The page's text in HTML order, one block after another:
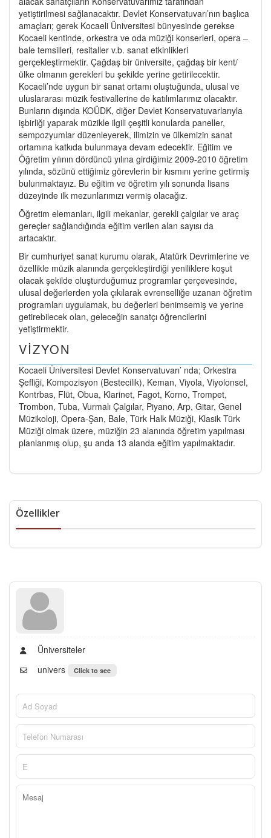
yetiştirilmesi sağlanacaktır. Devlet Konservatuvarı’nın başlıca
amaçları; gerek Kocaeli Üniversitesi bünyesinde gerekse
Kocaeli kentinde, orkestra ve oda müziği konserleri, opera –
bale temsilleri, resitaller v.b. sanat etkinlikleri
gerçekleştirmektir. Çağdaş bir üniversite, çağdaş bir kent/
ülke olmanın gerekleri bu şekilde yerine getirilecektir.
Kocaeli’nde uygun bir sanat ortamı oluştuğunda, ulusal ve
uluslararası müzik festivallerine de katılımlarımız olacaktır.
Bunların dışında KOÜDK, diğer Devlet Konservatuvarlarıyla
işbirliği yaparak müzikle ilgili çeşitli konularda paneller,
sempozyumlar düzenleyerek, ilimizin ve ülkemizin sanat
ortamına katkıda bulunmaya devam edecektir. Eğitim ve
Öğretim yılının dördüncü yılına girdiğimiz 2009-2010 öğretim
yılında, sözünü ettiğimiz görevlerin bir kısmını yerine getirmiş
bulunmaktayız. Bu eğitim ve öğretim yılı sonunda lisans
düzeyinde ilk mezunlarımızı vermiş olacağız.
Öğretim elemanları, ilgili mekanlar, gerekli çalgılar ve araç
gereçler sağlandığında eğitim verilen alan sayısı da
artacaktır.
Bir cumhuriyet sanat kurumu olarak, Atatürk Devrimlerine ve
özellikle müzik alanında gerçekleştirdiği yeniliklere koşut
olacak şekilde oluşturduğumuz programlar çerçevesinde,
ulusal değerlerden yola çıkılarak evrenselliğe uzanan öğretim
programları uygulamak, bu değerleri benimsemiş ve yerine
getirebilecek olan, geleceğin sanatçı öğrencilerini
yetiştirmektir.
VİZYON
Kocaeli Üniversitesi Devlet Konservatuvarı’ nda; Orkestra
Şefliği, Kompozisyon (Bestecilik), Keman, Viyola, Viyolonsel,
Kontrbas, Flüt, Obua, Klarinet, Fagot, Korno, Trompet,
Trombon, Tuba, Vurmalı Çalgılar, Piyano, Arp, Gitar, Genel
Müzikoloji, Opera-Şan, Bale, Türk Halk Müziği, Klasik Türk
Müziği olmak üzere, müziğin 23 alanında öğretim yapılması
planlanmış olup, şu anda 13 alanda eğitim yapılmaktadır.
Özellikler
Üniversiteler
univers
Click to see